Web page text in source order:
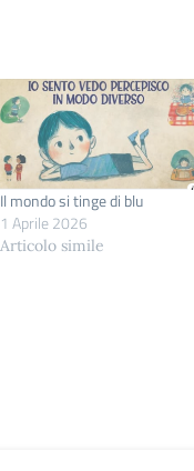
Il mondo si tinge di blu
1 Aprile 2026
Articolo simile